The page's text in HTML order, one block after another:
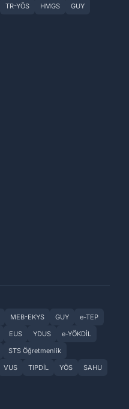
TR-YÖS HMGS
GUY
MEB-EKYS GUY
e-TEP
EUS YDUS
e-YÖKDİL
STS Öğretmenlik
VUS TIPDİL YÖS SAHU